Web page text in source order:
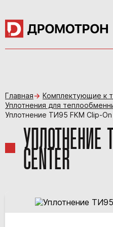
Главная
Комплектующие к
Уплотнения для
Уплотнение ТИ95 FKM Clip-
УПЛОТНЕНИЕ
CENTER